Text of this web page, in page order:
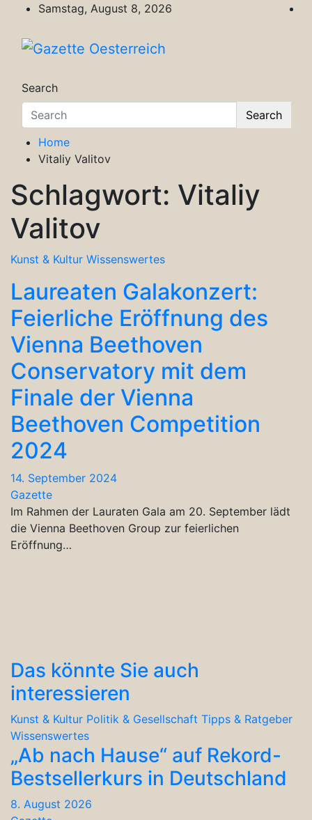
content
Samstag, August 8, 2026
Search
Search
Home
Vitaliy Valitov
Schlagwort: Vitaliy
Valitov
Kunst & Kultur Wissenswertes
Laureaten Galakonzert:
Feierliche Eröffnung des
Vienna Beethoven
Conservatory mit dem
Finale der Vienna
Beethoven Competition
2024
14. September 2024
Gazette
Im Rahmen der Lauraten Gala am 20. September lädt
die Vienna Beethoven Group zur feierlichen
Eröffnung…
Das könnte Sie auch
interessieren
Kunst & Kultur Politik & Gesellschaft Tipps & Ratgeber
Wissenswertes
„Ab nach Hause“ auf Rekord-
Bestsellerkurs in Deutschland
8. August 2026